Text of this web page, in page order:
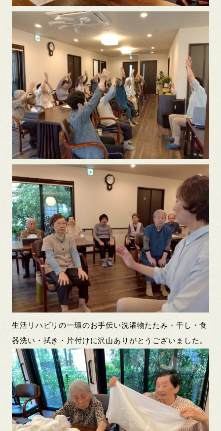
生活リハビリの一環のお手伝い洗濯物たたみ・干し・食
器洗い・拭き・片付けに沢山ありがとうございました。